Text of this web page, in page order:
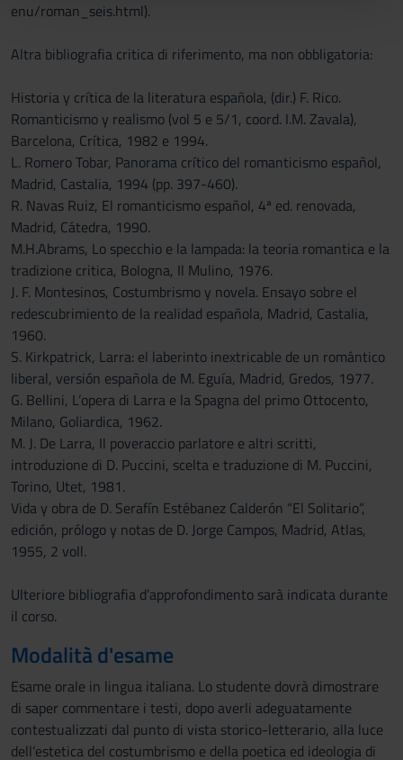
pubblicità e social media, i quali potrebbero combinarle
raccolto dal tuo utilizzo dei loro servizi.
enu/roman_seis.html).
Altra bibliografia critica di riferimento, ma non obbligatoria:
Historia y crítica de la literatura española, (dir.) F. Rico.
Romanticismo y realismo (vol 5 e 5/1, coord. I.M. Zavala),
Barcelona, Crítica, 1982 e 1994.
L. Romero Tobar, Panorama crítico del romanticismo español,
Madrid, Castalia, 1994 (pp. 397-460).
R. Navas Ruiz, El romanticismo español, 4ª ed. renovada,
Madrid, Cátedra, 1990.
M.H.Abrams, Lo specchio e la lampada: la teoria romantica e la
tradizione critica, Bologna, Il Mulino, 1976.
J. F. Montesinos, Costumbrismo y novela. Ensayo sobre el
redescubrimiento de la realidad española, Madrid, Castalia,
1960.
S. Kirkpatrick, Larra: el laberinto inextricable de un romántico
liberal, versión española de M. Eguía, Madrid, Gredos, 1977.
G. Bellini, L’opera di Larra e la Spagna del primo Ottocento,
Milano, Goliardica, 1962.
M. J. De Larra, Il poveraccio parlatore e altri scritti,
introduzione di D. Puccini, scelta e traduzione di M. Puccini,
Torino, Utet, 1981.
Vida y obra de D. Serafín Estébanez Calderón “El Solitario”,
edición, prólogo y notas de D. Jorge Campos, Madrid, Atlas,
1955, 2 voll.
Ulteriore bibliografia d’approfondimento sarà indicata durante
il corso.
Modalità d'esame
Esame orale in lingua italiana. Lo studente dovrà dimostrare
di saper commentare i testi, dopo averli adeguatamente
contestualizzati dal punto di vista storico-letterario, alla luce
dell’estetica del costumbrismo e della poetica ed ideologia di